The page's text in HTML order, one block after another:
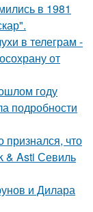
в 1981
в телеграм -
от
году
подробности
что
& Asti Севиль
и Дилара